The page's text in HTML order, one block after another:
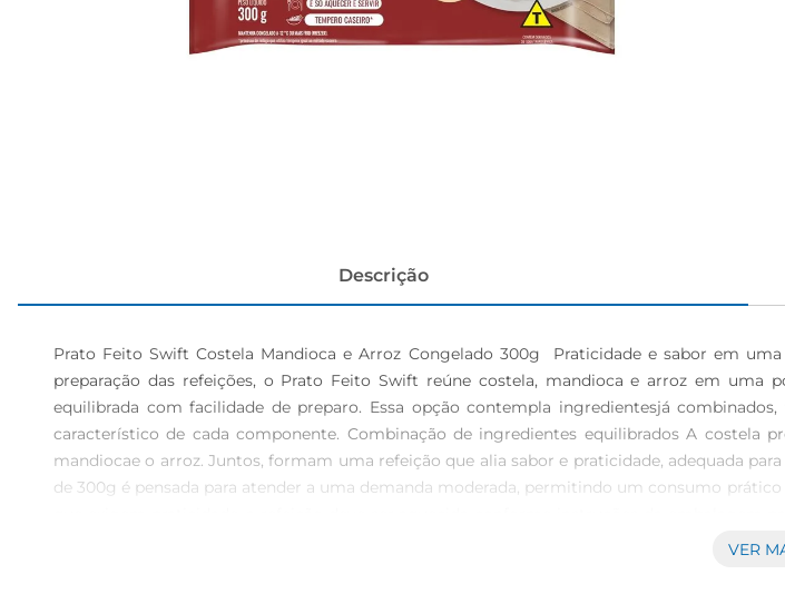
Descrição
Prato Feito Swift Costela Mandioca e Arroz Congelado 300g  Praticidade e sabor em
preparação das refeições, o Prato Feito Swift reúne costela, mandioca e arroz em
equilibrada com facilidade de preparo. Essa opção contempla ingredientesjá
característico de cada componente. Combinação de ingredientes equilibrados A
mandiocae o arroz. Juntos, formam uma refeição que alia sabor e praticidade, adequada
de 300g é pensada para atender a uma demanda moderada, permitindo um consumo
permite maior durabilidade e facilidade de armazenamento, contribuindo para o
VER